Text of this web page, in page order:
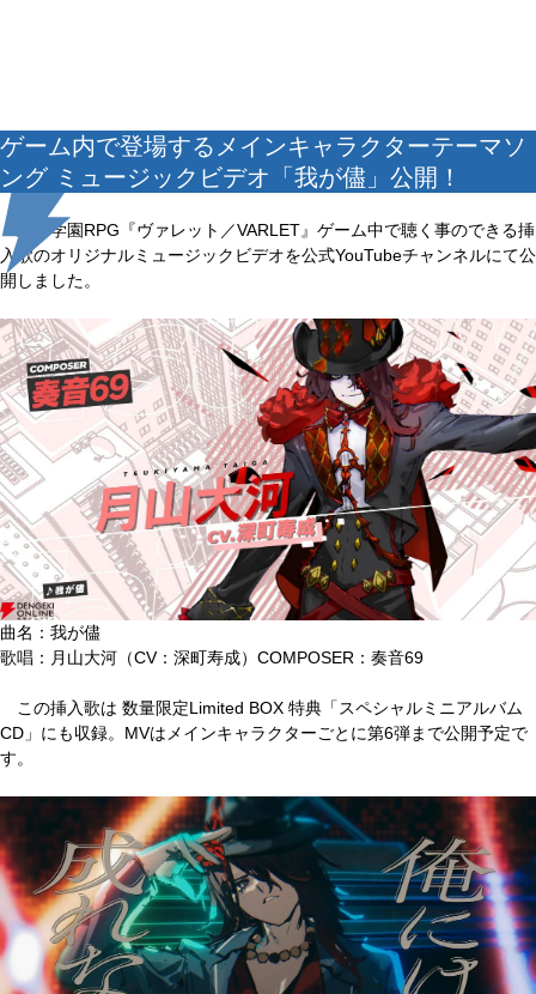
ゲーム内で登場するメインキャラクターテーマソ
ング ミュージックビデオ「我が儘」公開！
新作学園RPG『ヴァレット／VARLET』ゲーム中で聴く事のできる挿
入歌のオリジナルミュージックビデオを公式YouTubeチャンネルにて公
開しました。
曲名：我が儘
歌唱：月山大河（CV：深町寿成）COMPOSER：奏音69
この挿入歌は 数量限定Limited BOX 特典「スペシャルミニアルバム
CD」にも収録。MVはメインキャラクターごとに第6弾まで公開予定で
す。